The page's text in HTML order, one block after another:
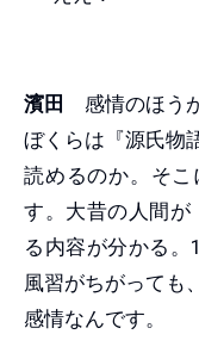
濱田
感情のほう
ぼくらは『源氏物
読めるのか。そ
す。大昔の人間
る内容が分かる
風習がちがっても
感情なんです。